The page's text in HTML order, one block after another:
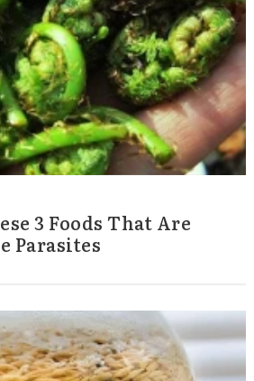
3 Foods That Are
Parasites